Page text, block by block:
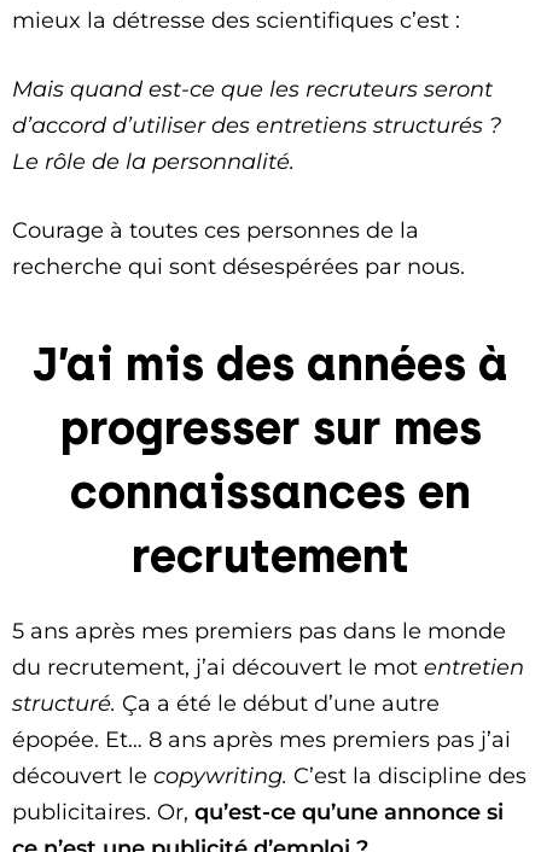
mieux la détresse des scientifiques c’est :
Mais quand est-ce que les recruteurs seront
d’accord d’utiliser des entretiens structurés ?
Le rôle de la personnalité.
Courage à toutes ces personnes de la
recherche qui sont désespérées par nous.
J’ai mis des années à
progresser sur mes
connaissances en
recrutement
5 ans après mes premiers pas dans le monde
du recrutement, j’ai découvert le mot entretien
structuré. Ça a été le début d’une autre
épopée. Et… 8 ans après mes premiers pas j’ai
découvert le copywriting. C’est la discipline des
publicitaires. Or, qu’est-ce qu’une annonce si